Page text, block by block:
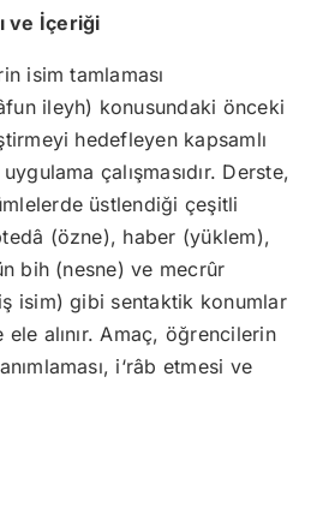
ve İçeriği
isim tamlaması
ileyh) konusundaki önceki
hedefleyen kapsamlı
çalışmasıdır. Derste,
üstlendiği çeşitli
(özne), haber (yüklem),
bih (nesne) ve mecrûr
isim) gibi sentaktik konumlar
alınır. Amaç, öğrencilerin
i‘râb etmesi ve